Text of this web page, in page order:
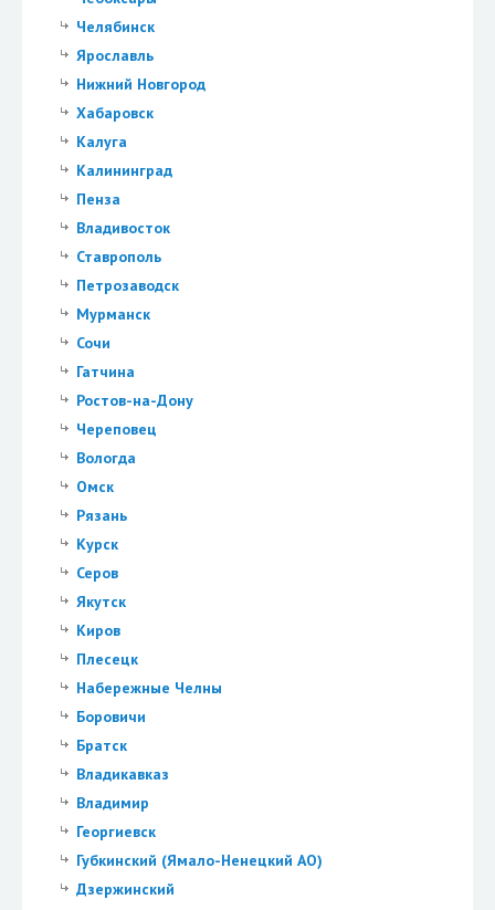
Челябинск
Ярославль
Нижний Новгород
Хабаровск
Калуга
Калининград
Пенза
Владивосток
Ставрополь
Петрозаводск
Мурманск
Сочи
Гатчина
Ростов-на-Дону
Череповец
Вологда
Омск
Рязань
Курск
Серов
Якутск
Киров
Плесецк
Набережные Челны
Боровичи
Братск
Владикавказ
Владимир
Георгиевск
Губкинский (Ямало-Ненецкий АО)
Дзержинский